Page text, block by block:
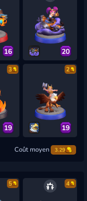
16 20
3
19
2
19
Coût moyen 3.29
5 4